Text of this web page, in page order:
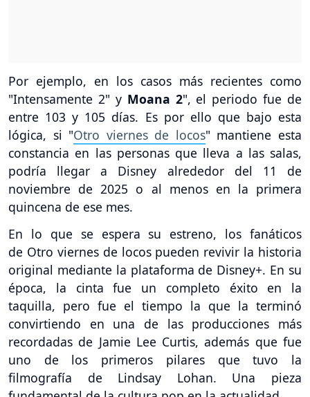
Por ejemplo, en los casos más recientes como
"Intensamente 2" y Moana 2", el periodo fue de
entre 103 y 105 días. Es por ello que bajo esta
lógica, si "Otro viernes de locos" mantiene esta
constancia en las personas que lleva a las salas,
podría llegar a Disney alrededor del 11 de
noviembre de 2025 o al menos en la primera
quincena de ese mes.
En lo que se espera su estreno, los fanáticos
de Otro viernes de locos pueden revivir la historia
original mediante la plataforma de Disney+. En su
época, la cinta fue un completo éxito en la
taquilla, pero fue el tiempo la que la terminó
convirtiendo en una de las producciones más
recordadas de Jamie Lee Curtis, además que fue
uno de los primeros pilares que tuvo la
filmografía de Lindsay Lohan. Una pieza